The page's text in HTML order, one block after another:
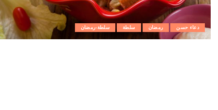
دعاء حسن رمضان سلطة سلطة-رمضان